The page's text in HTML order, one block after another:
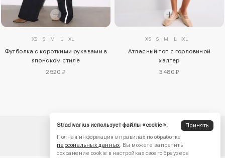
XS S M L XL
Футболка с короткими рукавами в
японском стиле
2520 ₽
XS S M L XL
Атласный топ с горловиной
халтер
3480 ₽
Stradivarius использует файлы «cookie».
Принять
Полная информация в правилах по обработке
персональных данных. Вы можете запретить
сохранение cookie в настройках своего браузера